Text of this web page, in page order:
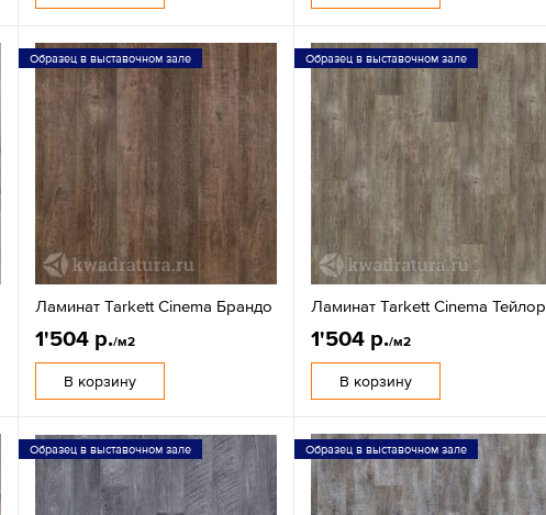
Образец в выставочном зале
Ламинат Tarkett Cinema Брандо
1'504 р./м2
В корзину
Образец в выставочном зале
Ламинат Tarkett Cinema Тейлор
1'504 р./м2
В корзину
Образец в выставочном зале Образец в выставочном зале